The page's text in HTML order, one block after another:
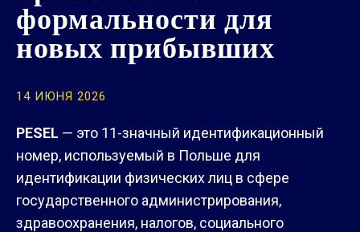
формальности для
новых прибывших
14 ИЮНЯ 2026
PESEL — это 11-значный идентификационный
номер, используемый в Польше для
идентификации физических лиц в сфере
государственного администрирования,
здравоохранения, налогов, социального